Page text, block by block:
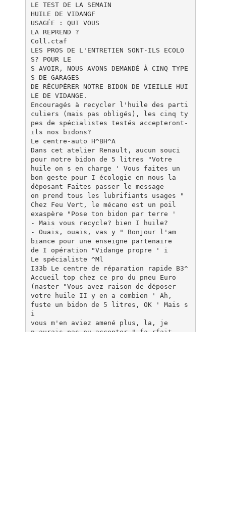
LE TEST DE LA SEMAIN
HUILE DE VIDANGF
USAGÉE : QUI VOUS
LA REPREND ?
Coll.ctaf
LES PROS DE L'ENTRETIEN SONT-ILS ECOLO
S? POUR LE
S AVOIR, NOUS AVONS DEMANDÉ À CINQ TYPE
S DE GARAGES
DE RÉCUPÉRER NOTRE BIDON DE VIEILLE HUI
LE DE VIDANGE.
Encouragés à recycler l'huile des parti
culiers (mais pas obligés), les cinq ty
pes de spécialistes testés accepteront-
ils nos bidons?
Le centre-auto H^BH^A
Dans cet atelier Renault, aucun souci
pour notre bidon de 5 litres "Votre
huile on s en charge ' Vous faites un
bon geste pour I écologie en nous la
déposant Faites passer le message
on prend tous les lubrifiants usages "
Chez Feu Vert, le mécano est un poil
exaspère "Pose ton bidon par terre '
- Mais vous recycle? bien I huile?
- Ouais, ouais, vas y " Bonjour l'am
biance pour une enseigne partenaire
de I opération "Vidange propre ' i
Le spécialiste ^Ml
I33b Le centre de réparation rapide B3^
Accueil top chez ce pro du pneu Euro
(naster "Vous avez raison de déposer
votre huile II y en a combien ' Ah,
fuste un bidon de 5 litres, OK ' Mais s
i
vous m'en aviez amené plus, la, je
n aurais pas pu accepter " fa rfait